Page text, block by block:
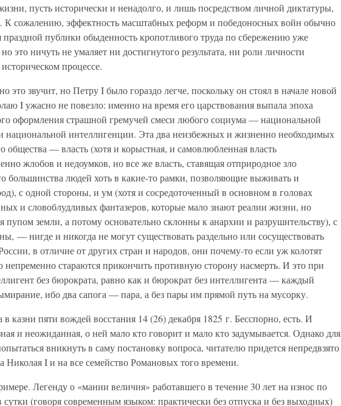
пусть исторически и ненадолго, и лишь посредством личной диктатуры,
К сожалению, эффектность масштабных реформ и победоносных войн обычно
праздной публики обыденность кропотливого труда по сбережению уже
это ничуть не умаляет ни достигнутого результата, ни роли личности
процессе.
это звучит, но Петру I было гораздо легче, поскольку он стоял в начале новой
I ужасно не повезло: именно на время его царствования выпала эпоха
оформления страшной гремучей смеси любого социума — национальной
национальной интеллигенции. Эта два неизбежных и жизненно необходимых
общества — власть (хотя и корыстная, и самовлюбленная власть
жлобов и недоумков, но все же власть, ставящая отприродное зло
большинства людей хоть в какие-то рамки, позволяющие выживать и
с одной стороны, и ум (хотя и сосредоточенный в основном в головах
и словоблудливых фантазеров, которые мало знают реалии жизни, но
пупом земли, а потому основательно склонны к анархии и разрушительству), с
— нигде и никогда не могут существовать раздельно или сосуществовать
в отличие от других стран и народов, они почему-то если уж колотят
непременно стараются прикончить противную сторону насмерть. И это при
без бюрократа, равно как и бюрократ без интеллигента — каждый
ибо два сапога — пара, а без пары им прямой путь на мусорку.
в казни пяти вождей восстания 14 (26) декабря 1825 г. Бесспорно, есть. И
и неожиданная, о ней мало кто говорит и мало кто задумывается. Однако для
вникнуть в саму постановку вопроса, читателю придется непредвзято
Николая I и на все семейство Романовых того времени.
Легенду о «мании величия» работавшего в течение 30 лет на износ по
сутки (говоря современным языком: практически без отпуска и без выходных)